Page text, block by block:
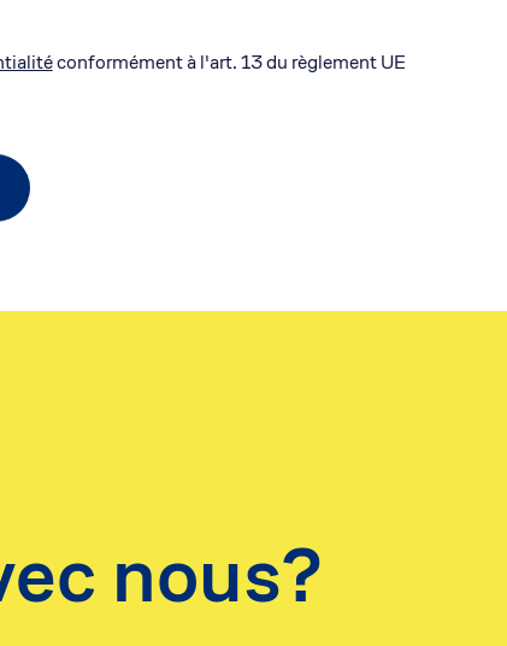
conformément à l'art. 13 du règlement UE
nous?